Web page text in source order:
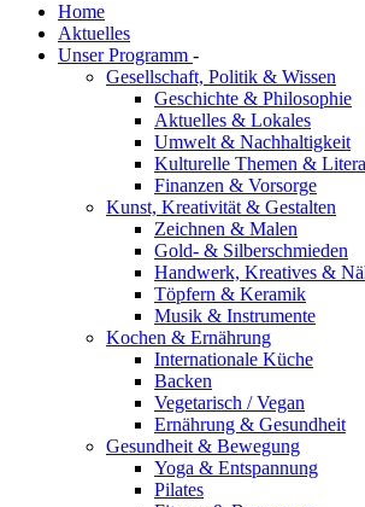
Home
Aktuelles
Unser Programm -
Gesellschaft, Politik & Wissen
Geschichte & Philosophie
Aktuelles & Lokales
Umwelt & Nachhaltigkeit
Kulturelle Themen &
Finanzen & Vorsorge
Kunst, Kreativität & Gestalten
Zeichnen & Malen
Gold- & Silberschmieden
Handwerk, Kreatives &
Töpfern & Keramik
Musik & Instrumente
Kochen & Ernährung
Internationale Küche
Backen
Vegetarisch / Vegan
Ernährung & Gesundheit
Gesundheit & Bewegung
Yoga & Entspannung
Pilates